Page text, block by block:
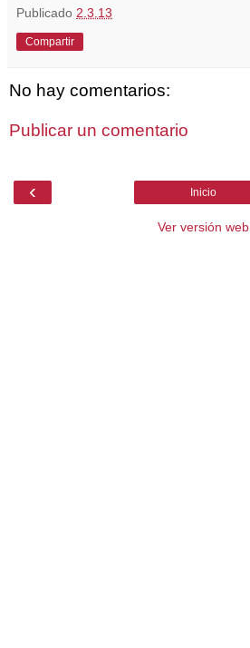
Publicado 2.3.13
Compartir
No hay comentarios:
Publicar un comentario
‹ Inicio
Ver versión web